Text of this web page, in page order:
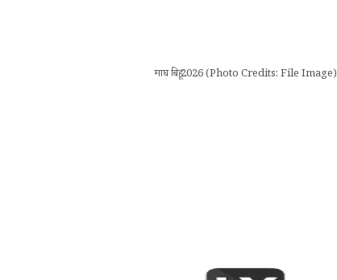
माघ बिहू 2026 (Photo Credits: File Image)